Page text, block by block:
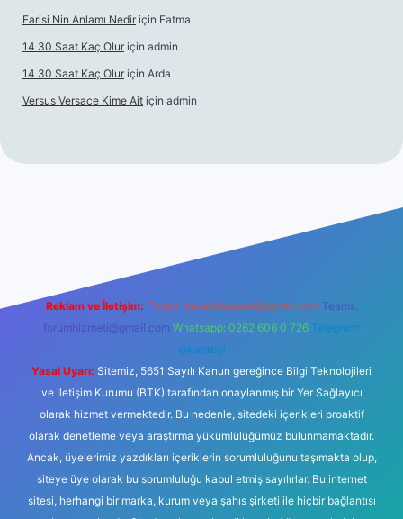
Farisi Nin Anlamı Nedir için Fatma
14 30 Saat Kaç Olur için admin
14 30 Saat Kaç Olur için Arda
Versus Versace Kime Ait için admin
Reklam ve İletişim: E-mail: backlinkpaneli@gmail.com Teams:
forumhizmeti@gmail.com Whatsapp: 0262 606 0 726 Telegram:
@karabul
Yasal Uyarı: Sitemiz, 5651 Sayılı Kanun gereğince Bilgi Teknolojileri
ve İletişim Kurumu (BTK) tarafından onaylanmış bir Yer Sağlayıcı
olarak hizmet vermektedir. Bu nedenle, sitedeki içerikleri proaktif
olarak denetleme veya araştırma yükümlülüğümüz bulunmamaktadır.
Ancak, üyelerimiz yazdıkları içeriklerin sorumluluğunu taşımakta olup,
siteye üye olarak bu sorumluluğu kabul etmiş sayılırlar. Bu internet
sitesi, herhangi bir marka, kurum veya şahıs şirketi ile hiçbir bağlantısı